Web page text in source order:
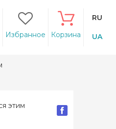
Избранное Корзина
RU
UA
этим